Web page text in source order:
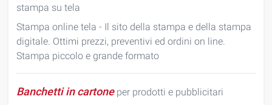
stampa su tela
Stampa online tela - Il sito della stampa e della stampa
digitale. Ottimi prezzi, preventivi ed ordini on line.
Stampa piccolo e grande formato
Banchetti in cartoneper prodotti e pubblicitari